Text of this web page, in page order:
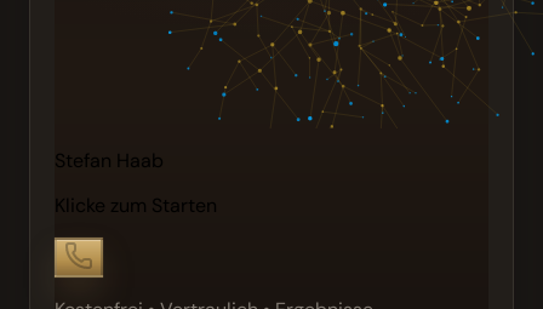
Stefan Haab
Klicke zum Starten